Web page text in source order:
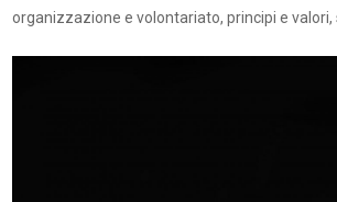
organizzazione e volontariato,principi e valori,